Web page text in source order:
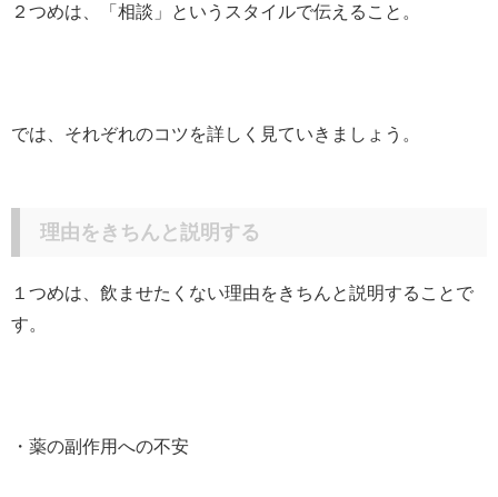
２つめは、「相談」というスタイルで伝えること。
では、それぞれのコツを詳しく見ていきましょう。
理由をきちんと説明する
１つめは、飲ませたくない理由をきちんと説明することで
す。
・薬の副作用への不安